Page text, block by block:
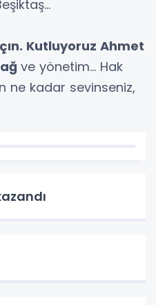
Kutluyoruz Ahmet
ve yönetim... Hak
ne kadar sevinseniz,